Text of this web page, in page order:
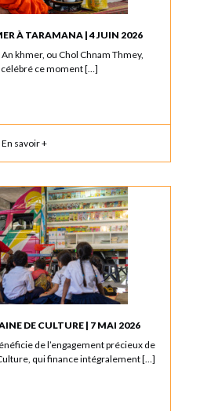
À TARAMANA | 4 JUIN 2026
khmer, ou Chol Chnam Thmey,
célébré ce moment […]
En savoir +
DE CULTURE | 7 MAI 2026
de l’engagement précieux de
qui finance intégralement […]